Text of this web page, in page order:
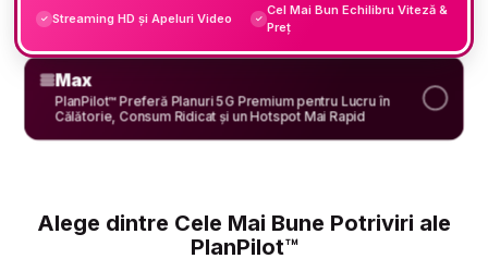
✓ Streaming HD și Apeluri Video ✓
Cel Mai Bun Echilibru Viteză &
Preț
Max
PlanPilot™ Preferă Planuri 5G Premium pentru Lucru în
Călătorie, Consum Ridicat și un Hotspot Mai Rapid
Alege dintre Cele Mai Bune Potriviri ale
PlanPilot™